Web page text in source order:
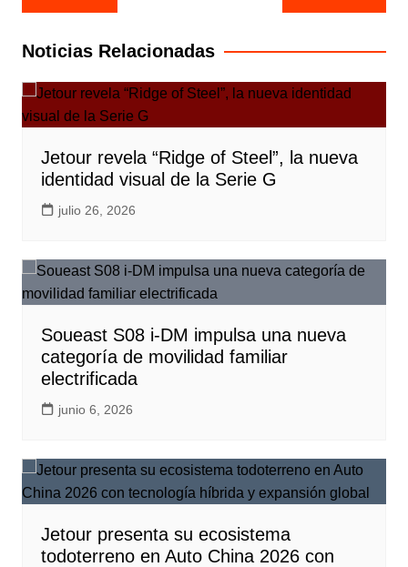
de
entradas
Noticias Relacionadas
Jetour revela “Ridge of Steel”, la nueva
identidad visual de la Serie G
julio 26, 2026
Soueast S08 i-DM impulsa una nueva
categoría de movilidad familiar
electrificada
junio 6, 2026
Jetour presenta su ecosistema
todoterreno en Auto China 2026 con